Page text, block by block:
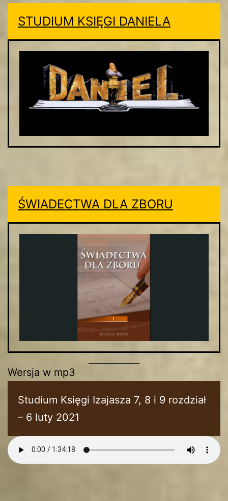
STUDIUM KSIĘGI DANIELA
ŚWIADECTWA DLA ZBORU
Wersja w mp3
Studium Księgi Izajasza 7, 8 i 9 rozdział
– 6 luty 2021